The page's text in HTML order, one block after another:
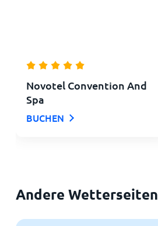
Novotel Convention And
Spa
BUCHEN
Andere Wetterseiten